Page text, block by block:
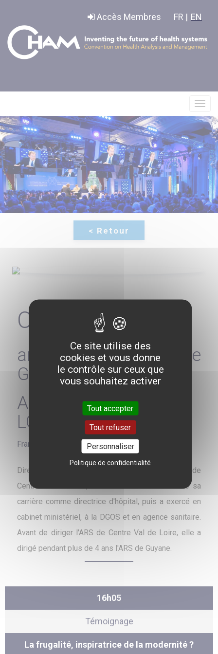
Accès Membres FR | EN
le
menu
Clara DE BORT
ancienne Directrice
Générale
ARS CENTRE-VAL-DE-
LOIRE
France
Directrice générale de l'Agence régionale de santé de
Centre Val de Loire, Clara de BORT a commencé sa
carrière comme directrice d'hôpital, puis a exercé en
cabinet ministériel, à la DGOS et en agence sanitaire.
Avant de diriger l'ARS de Centre Val de Loire, elle a
dirigé pendant plus de 4 ans l'ARS de Guyane.
16h05
Témoignage
La frugalité, inspiratrice de la modernité ?
Ce site utilise des
cookies et vous donne
le contrôle sur ceux que
vous souhaitez activer
Tout accepter
Tout refuser
Personnaliser
Politique de confidentialité